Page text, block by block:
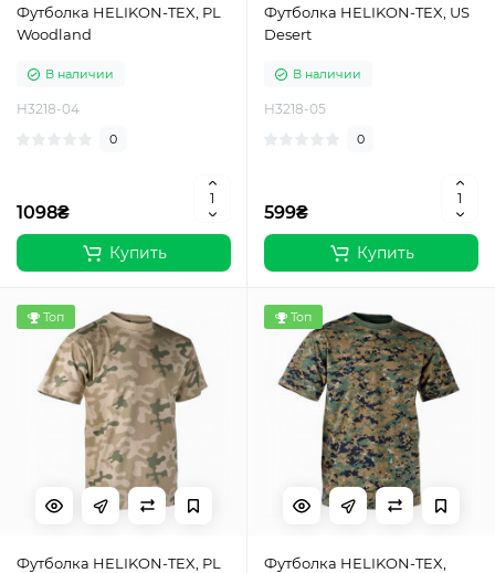
Футболка HELIKON-TEX, PL
Woodland
В наличии
H3218-04
0
1098₴
Купить
Футболка HELIKON-TEX, US
Desert
В наличии
H3218-05
0
599₴
Купить
Топ
Футболка HELIKON-TEX, PL
Топ
Футболка HELIKON-TEX,